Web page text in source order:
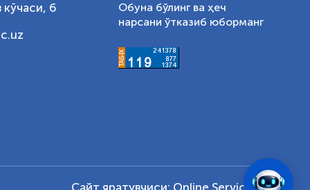
6
Обуна бўлинг ва ҳеч
нарсани ўтказиб юборманг
Сайт яратувчиси: Online Service